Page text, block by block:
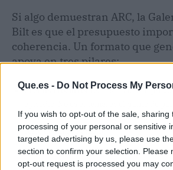
Que.es - Do Not Process My
If you wish to opt-out of the sale, sharing
processing of your personal or sensitive
targeted advertising by us, please use
section to confirm your selection. Please
opt-out request is processed you may
Si algo demuestran ARC, la
Bilt es que el presupuesto
coherencia. Un formato que
apoya en tres pilares:
Premisa recurrente:la situación o
“¿qué pasa cuando pruebas ramen a un
serie de Immi Ramen).
Personaje o punto de vista fijo: alguien
Puede ser un fundador, un empleado